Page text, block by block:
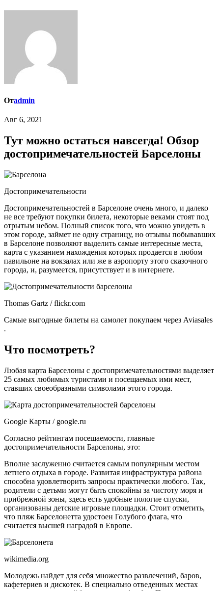
Отadmin
Авг 6, 2021
Тут можно остаться навсегда! Обзор
достопримечательностей Барселоны
Достопримечательности
Достопримечательностей в Барселоне очень много, и далеко
не все требуют покупки билета, некоторые веками стоят под
отрытым небом. Полный список того, что можно увидеть в
этом городе, займет не одну страницу, но отзывы побывавших
в Барселоне позволяют выделить самые интересные места,
карта с указанием нахождения которых продается в любом
павильоне на вокзалах или же в аэропорту этого сказочного
города, и, разумеется, присутствует и в интернете.
Thomas Gartz / flickr.com
Самые выгодные билеты на самолет покупаем через Aviasales
.
Что посмотреть?
Любая карта Барселоны с достопримечательностями выделяет
25 самых любимых туристами и посещаемых ими мест,
ставших своеобразными символами этого города.
Google Карты / google.ru
Согласно рейтингам посещаемости, главные
достопримечательности Барселоны, это:
Вполне заслуженно считается самым популярным местом
летнего отдыха в городе. Развитая инфраструктура района
способна удовлетворить запросы практически любого. Так,
родители с детьми могут быть спокойны за чистоту моря и
прибрежной зоны, здесь есть удобные пологие спуски,
организованы детские игровые площадки. Стоит отметить,
что пляж Барселонетта удостоен Голубого флага, что
считается высшей наградой в Европе.
wikimedia.org
Молодежь найдет для себя множество развлечений, баров,
кафетериев и дискотек. В специально отведенных местах